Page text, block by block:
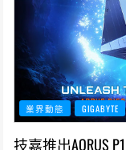
業界動態 GIGABYTE
技嘉推出AORUS